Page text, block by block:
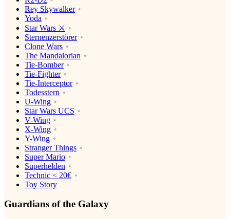
Rey Skywalker
Yoda
Star Wars ⚔️
Sternenzerstörer
Clone Wars
The Mandalorian
Tie-Bomber
Tie-Fighter
Tie-Interceptor
Todesstern
U-Wing
Star Wars UCS
V-Wing
X-Wing
Y-Wing
Stranger Things
Super Mario
Superhelden
Technic < 20€
Toy Story
Guardians of the Galaxy